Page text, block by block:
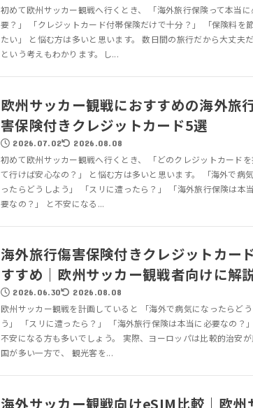
初めて欧州サッカー観戦へ行くとき、 「海外旅行保険って本当に
要？」 「クレジットカード付帯保険だけで十分？」 「保険料を
たい」 と悩む方は多いと思います。 数日間の旅行だから大丈夫
という考えもわかります。し...
欧州サッカー観戦におすすめの海外旅
害保険付きクレジットカード5選
2026.07.02 2026.08.08
初めて欧州サッカー観戦へ行くとき、 「どのクレジットカードを
て行けば安心なの？」 と悩む方は多いと思います。 「海外で病
ったらどうしよう」 「スリに遭ったら？」 「海外旅行保険は本
要なの？」 と不安になる...
海外旅行傷害保険付きクレジットカー
すすめ｜欧州サッカー観戦者向けに解
2026.06.30 2026.08.08
欧州サッカー観戦を計画していると 「海外で病気になったらどう
う」 「スリに遭ったら？」 「海外旅行保険は本当に必要なの？
不安になる方も多いでしょう。 実際、ヨーロッパは比較的治安
国が多い一方で、 観光客を...
海外サッカー観戦向けeSIM比較｜欧州